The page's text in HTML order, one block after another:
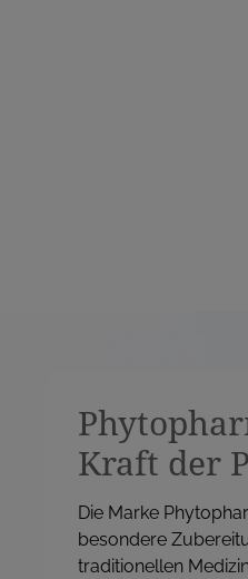
Kraft der
Die Marke
besondere
traditionellen